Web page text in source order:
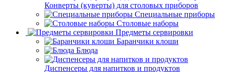
Конверты (куверты) для столовых приборов
Специальные приборы
Столовые наборы
Предметы сервировки
Баранчики клоши
Блюда
Диспенсеры для напитков и продуктов